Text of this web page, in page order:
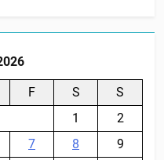
F S
S
1
2
7 8
9